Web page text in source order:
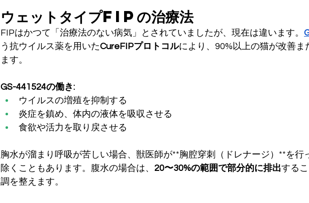
ウェットタイプFIPの治療法
FIPはかつて「治療法のない病気」とされていましたが、現在は違います。
う抗ウイルス薬を用いたCureFIPプロトコルにより、90%以上の猫が改善ま
ます。
GS-441524の働き:
ウイルスの増殖を抑制する
炎症を鎮め、体内の液体を吸収させる
食欲や活力を取り戻させる
胸水が溜まり呼吸が苦しい場合、獣医師が**胸腔穿刺（ドレナージ）**を行
除くこともあります。腹水の場合は、 20〜30%の範囲で部分的に排出する
調を整えます。